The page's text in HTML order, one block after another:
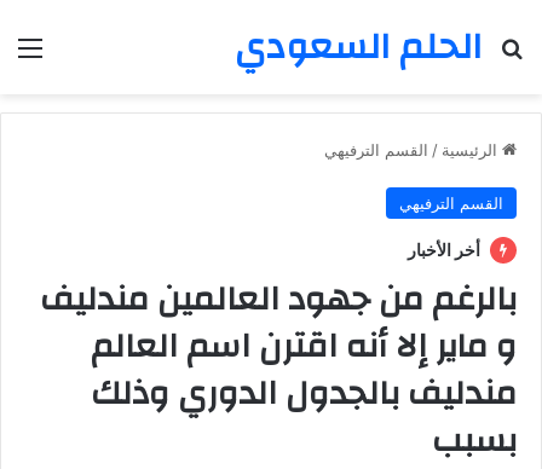
الحلم السعودي
بحث عن
الرئيسية / القسم الترفيهي
القسم الترفيهي
أخر الأخبار
بالرغم من جهود العالمين مندليف
و ماير إلا أنه اقترن اسم العالم
مندليف بالجدول الدوري وذلك
بسبب